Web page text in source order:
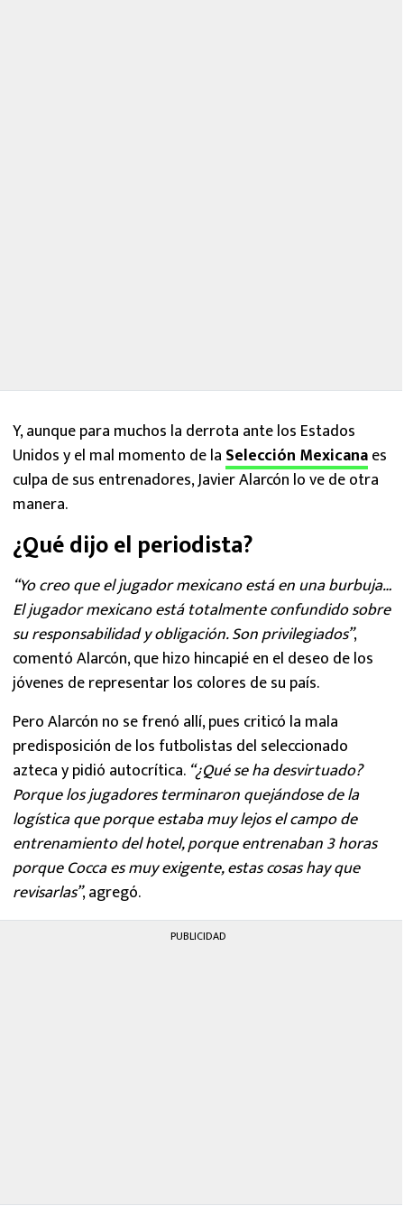
Y, aunque para muchos la derrota ante los Estados
Unidos y el mal momento de la Selección Mexicanaes
culpa de sus entrenadores, Javier Alarcón lo ve de otra
manera.
¿Qué dijo el periodista?
“Yo creo que el jugador mexicano está en una burbuja…
El jugador mexicano está totalmente confundido sobre
su responsabilidad y obligación. Son privilegiados”,
comentó Alarcón, que hizo hincapié en el deseo de los
jóvenes de representar los colores de su país.
Pero Alarcón no se frenó allí, pues criticó la mala
predisposición de los futbolistas del seleccionado
azteca y pidió autocrítica. “¿Qué se ha desvirtuado?
Porque los jugadores terminaron quejándose de la
logística que porque estaba muy lejos el campo de
entrenamiento del hotel, porque entrenaban 3 horas
porque Cocca es muy exigente, estas cosas hay que
revisarlas”, agregó.
PUBLICIDAD